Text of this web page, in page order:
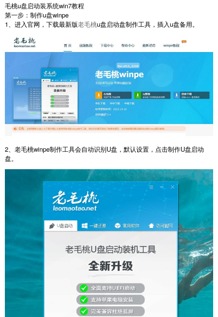
毛桃u盘启动装系统win7教程
第一步：制作u盘winpe
1、进入官网，下载最新版老毛桃u盘启动盘制作工具，插入u盘备用。
2、老毛桃winpe制作工具会自动识别U盘，默认设置，点击制作U盘启动
盘。